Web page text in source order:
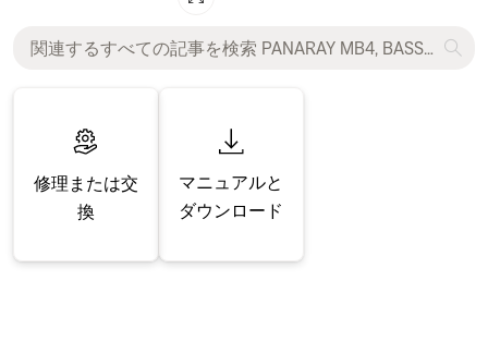
修理または交
換
マニュアルと
ダウンロード